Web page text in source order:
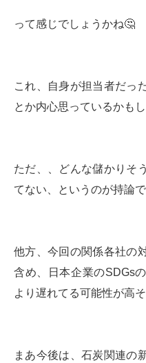
って感じでしょうかね🤔
これ、自身が担当者だっ
とか内心思っているかもし
ただ、、どんな儲かりそ
てない、というのが持論
他方、今回の関係各社の
含め、日本企業のSDGs
より遅れてる可能性が高そ
まあ今後は、石炭関連の